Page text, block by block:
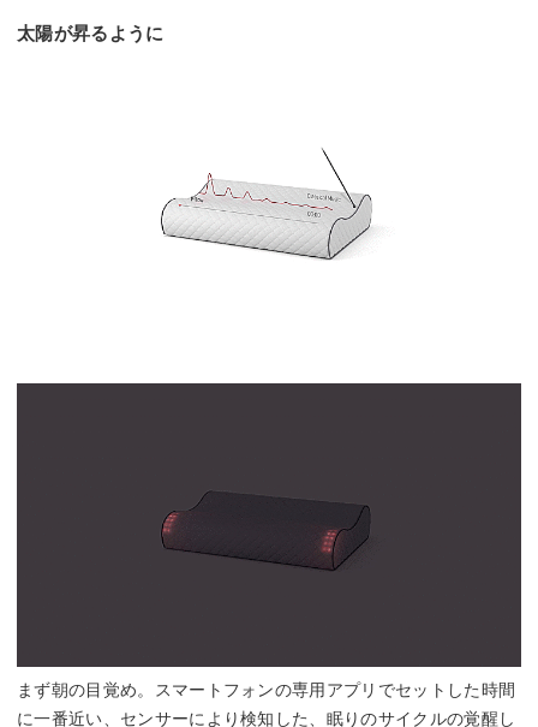
太陽が昇るように
まず朝の目覚め。スマートフォンの専用アプリでセットした時間
に一番近い、センサーにより検知した、眠りのサイクルの覚醒し